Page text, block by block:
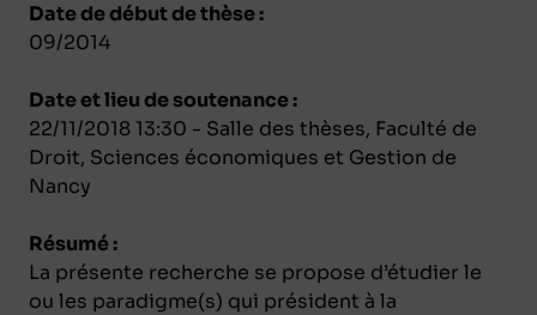
Date de début de thèse :
09/2014
Date et lieu de soutenance :
22/11/2018 13:30 - Salle des thèses, Faculté de
Droit, Sciences économiques et Gestion de
Nancy
Résumé :
La présente recherche se propose d’étudier le
ou les paradigme(s) qui président à la